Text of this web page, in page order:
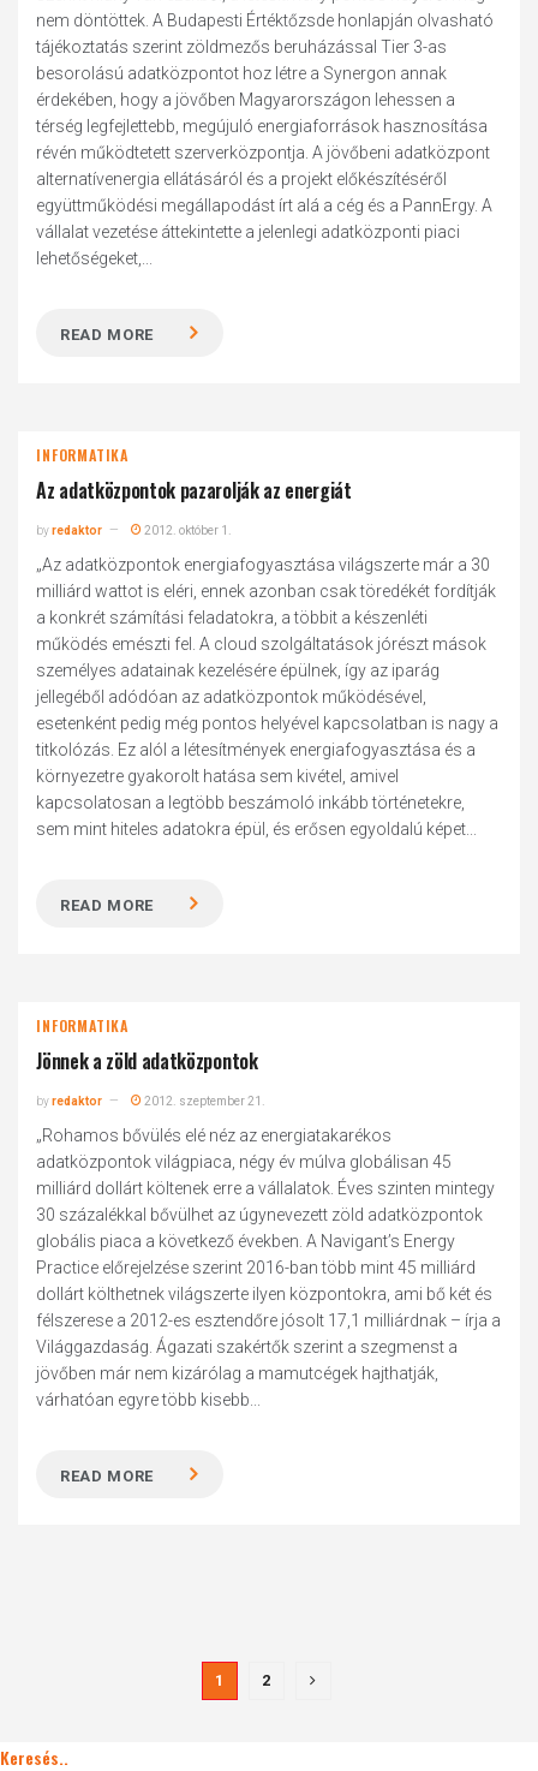
nem döntöttek. A Budapesti Értéktőzsde honlapján olvasható
tájékoztatás szerint zöldmezős beruházással Tier 3-as
besorolású adatközpontot hoz létre a Synergon annak
érdekében, hogy a jövőben Magyarországon lehessen a
térség legfejlettebb, megújuló energiaforrások hasznosítása
révén működtetett szerverközpontja. A jövőbeni adatközpont
alternatívenergia ellátásáról és a projekt előkészítéséről
együttműködési megállapodást írt alá a cég és a PannErgy. A
vállalat vezetése áttekintette a jelenlegi adatközponti piaci
lehetőségeket,...
READ MORE
INFORMATIKA
Az adatközpontok pazarolják az energiát
byredaktor 2012. október 1.
„Az adatközpontok energiafogyasztása világszerte már a 30
milliárd wattot is eléri, ennek azonban csak töredékét fordítják
a konkrét számítási feladatokra, a többit a készenléti
működés emészti fel. A cloud szolgáltatások jórészt mások
személyes adatainak kezelésére épülnek, így az iparág
jellegéből adódóan az adatközpontok működésével,
esetenként pedig még pontos helyével kapcsolatban is nagy a
titkolózás. Ez alól a létesítmények energiafogyasztása és a
környezetre gyakorolt hatása sem kivétel, amivel
kapcsolatosan a legtöbb beszámoló inkább történetekre,
sem mint hiteles adatokra épül, és erősen egyoldalú képet...
READ MORE
INFORMATIKA
Jönnek a zöld adatközpontok
byredaktor 2012. szeptember 21.
„Rohamos bővülés elé néz az energiatakarékos
adatközpontok világpiaca, négy év múlva globálisan 45
milliárd dollárt költenek erre a vállalatok. Éves szinten mintegy
30 százalékkal bővülhet az úgynevezett zöld adatközpontok
globális piaca a következő években. A Navigant’s Energy
Practice előrejelzése szerint 2016-ban több mint 45 milliárd
dollárt költhetnek világszerte ilyen központokra, ami bő két és
félszerese a 2012-es esztendőre jósolt 17,1 milliárdnak – írja a
Világgazdaság. Ágazati szakértők szerint a szegmenst a
jövőben már nem kizárólag a mamutcégek hajthatják,
várhatóan egyre több kisebb...
READ MORE
1 2
Keresés..